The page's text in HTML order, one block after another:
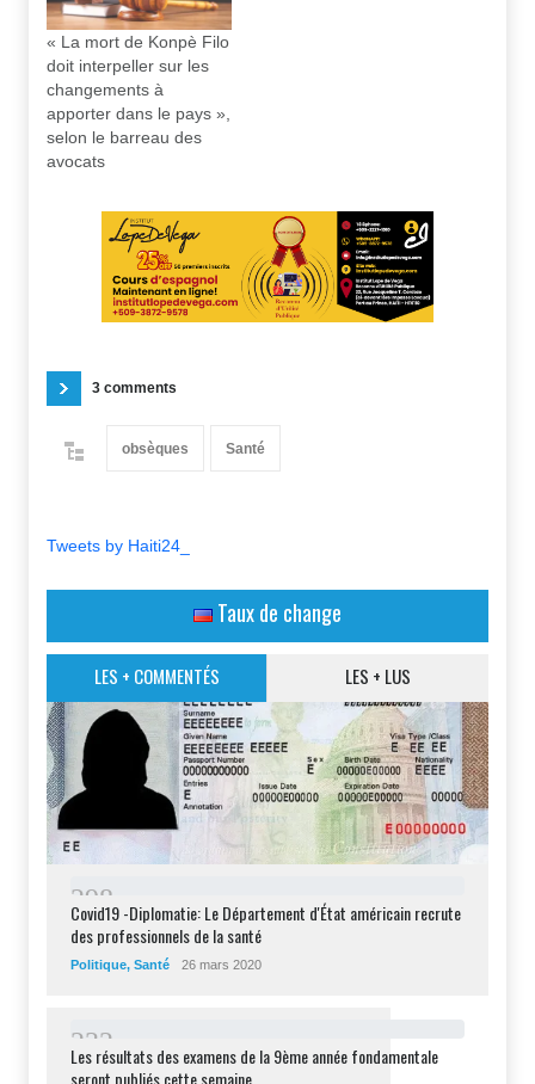
« La mort de Konpè Filo
doit interpeller sur les
changements à
apporter dans le pays »,
selon le barreau des
avocats
3 comments
obsèques Santé
Tweets by Haiti24_
Taux de change
LES + COMMENTÉS LES + LUS
298
Covid19 -Diplomatie: Le Département d'État américain recrute
des professionnels de la santé
Politique, Santé 26 mars 2020
232
Les résultats des examens de la 9ème année fondamentale
seront publiés cette semaine